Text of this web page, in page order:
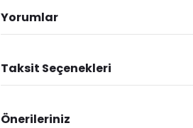
Yorumlar
Taksit Seçenekleri
Önerileriniz